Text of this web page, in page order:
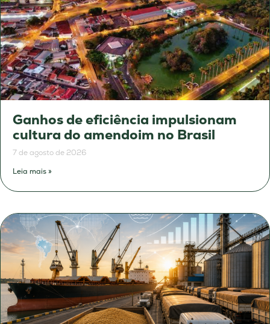
Ganhos de eficiência impulsionam
cultura do amendoim no Brasil
7 de agosto de 2026
Leia mais »